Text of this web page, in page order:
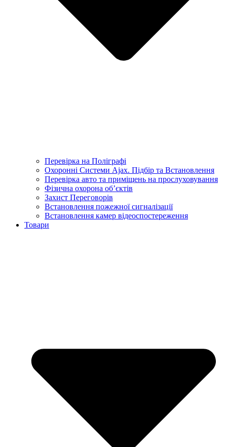
Перевірка на Поліграфі
Охоронні Системи Ajax. Підбір та Встановлення
Перевірка авто та приміщень на прослуховування
Фізична охорона об’єктів
Захист Переговорів
Встановлення пожежної сигналізації
Встановлення камер відеоспостереження
Товари